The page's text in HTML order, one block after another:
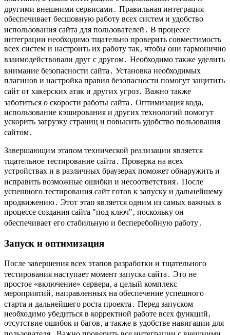
другими внешними сервисами․ Правильная интеграция
обеспечивает бесшовную работу всех систем и удобство
использования сайта для пользователей․ В процессе
интеграции необходимо тщательно проверить совместимость
всех систем и настроить их работу так‚ чтобы они гармонично
взаимодействовали друг с другом․ Необходимо также уделить
внимание безопасности сайта․ Установка необходимых
плагинов и настройка правил безопасности помогут защитить
сайт от хакерских атак и других угроз․ Важно также
заботиться о скорости работы сайта․ Оптимизация кода‚
использование кэширования и других технологий помогут
ускорить загрузку страниц и повысить удобство пользования
сайтом․
Завершающим этапом технической реализации является
тщательное тестирование сайта․ Проверка на всех
устройствах и в различных браузерах поможет обнаружить и
исправить возможные ошибки и несоответствия․ После
успешного тестирования сайт готов к запуску и дальнейшему
продвижению․ Этот этап является одним из самых важных в
процессе создания сайта "под ключ"‚ поскольку он
обеспечивает его стабильную и бесперебойную работу․
Запуск и оптимизация
После завершения всех этапов разработки и тщательного
тестирования наступает момент запуска сайта․ Это не
простое «включение» сервера‚ а целый комплекс
мероприятий‚ направленных на обеспечение успешного
старта и дальнейшего роста проекта․ Перед запуском
необходимо убедиться в корректной работе всех функций‚
отсутствие ошибок и багов‚ а также в удобстве навигации для